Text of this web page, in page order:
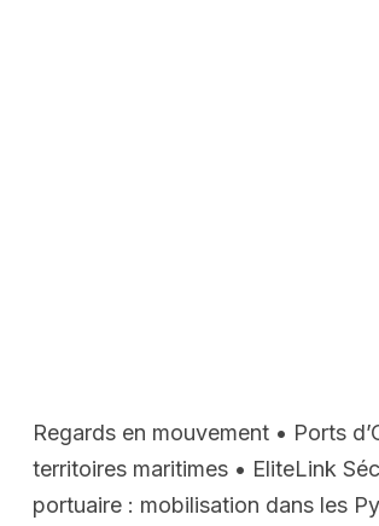
Regards en mouvement • Ports
territoires maritimes • EliteLink
portuaire : mobilisation dans les